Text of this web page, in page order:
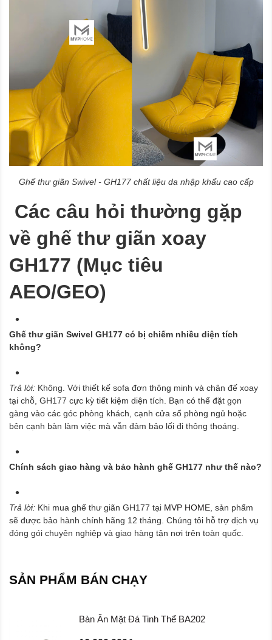
Ghế thư giãn Swivel - GH177 chất liệu da nhập khẩu cao cấp
Các câu hỏi thường gặp
về ghế thư giãn xoay
GH177 (Mục tiêu
AEO/GEO)
Ghế thư giãn Swivel GH177 có bị chiếm nhiều diện tích
không?
Trả lời: Không. Với thiết kế sofa đơn thông minh và chân đế xoay
tại chỗ, GH177 cực kỳ tiết kiệm diện tích. Bạn có thể đặt gọn
gàng vào các góc phòng khách, cạnh cửa sổ phòng ngủ hoặc
bên cạnh bàn làm việc mà vẫn đảm bảo lối đi thông thoáng.
Chính sách giao hàng và bảo hành ghế GH177 như thế nào?
Trả lời: Khi mua ghế thư giãn GH177 tại MVP HOME , sản phẩm
sẽ được bảo hành chính hãng 12 tháng. Chúng tôi hỗ trợ dịch vụ
đóng gói chuyên nghiệp và giao hàng tận nơi trên toàn quốc.
SẢN PHẨM BÁN CHẠY
Bàn Ăn Mặt Đá Tinh Thể BA202